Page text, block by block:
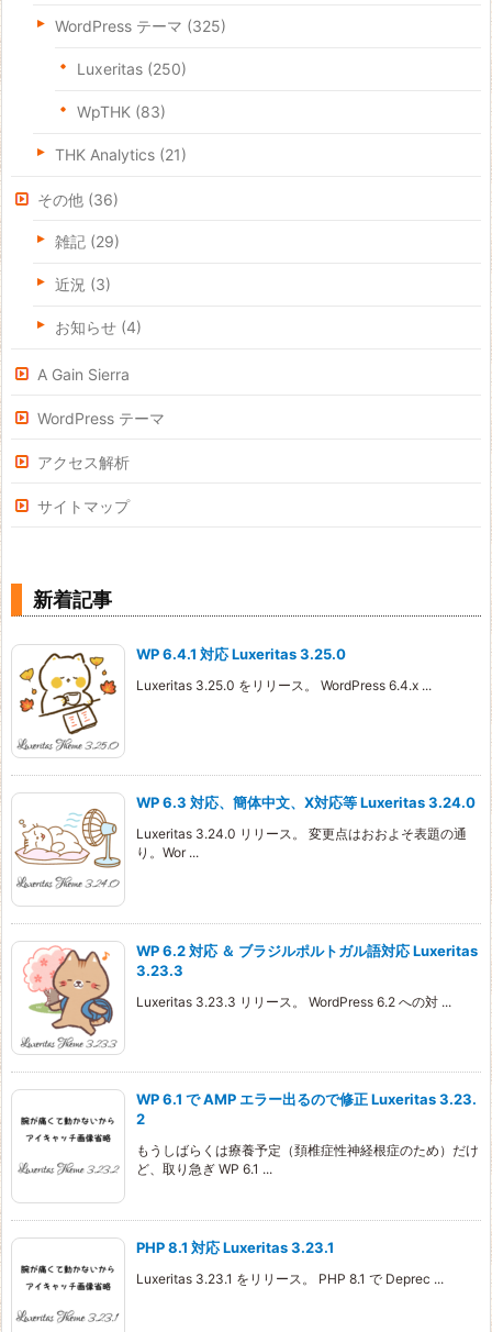
WordPress テーマ (325)
Luxeritas (250)
WpTHK (83)
THK Analytics (21)
その他 (36)
雑記 (29)
近況 (3)
お知らせ (4)
A Gain Sierra
WordPress テーマ
アクセス解析
サイトマップ
新着記事
WP 6.4.1 対応 Luxeritas 3.25.0
Luxeritas 3.25.0 をリリース。 WordPress 6.4.x ...
WP 6.3 対応、簡体中文、X対応等 Luxeritas 3.24.0
Luxeritas 3.24.0 リリース。 変更点はおおよそ表題の通
り。Wor ...
WP 6.2 対応 ＆ ブラジルポルトガル語対応 Luxeritas
3.23.3
Luxeritas 3.23.3 リリース。 WordPress 6.2 への対 ...
WP 6.1 で AMP エラー出るので修正 Luxeritas 3.23.
2
もうしばらくは療養予定（頚椎症性神経根症のため）だけ
ど、取り急ぎ WP 6.1 ...
PHP 8.1 対応 Luxeritas 3.23.1
Luxeritas 3.23.1 をリリース。 PHP 8.1 で Deprec ...